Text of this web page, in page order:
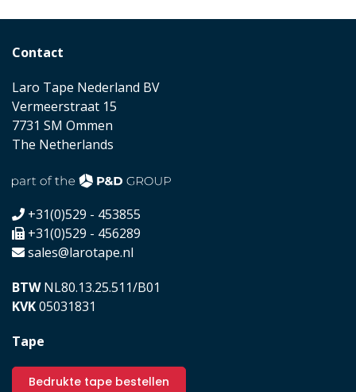
Contact
Laro Tape Nederland BV
Vermeerstraat 15
7731 SM Ommen
The Netherlands
+31(0)529 - 453855
+31(0)529 - 456289
sales@larotape.nl
BTWNL80.13.25.511/B01
KVK05031831
Tape
Bedrukte tape bestellen